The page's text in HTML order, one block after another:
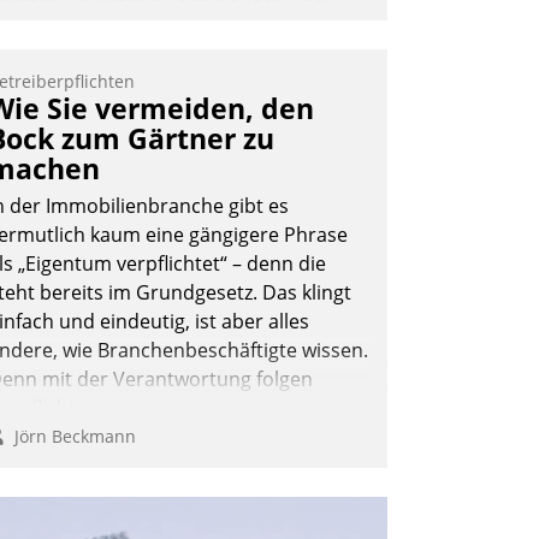
Jahresbeginn eine Überblick, Einsicht
Eingriff bietende Lösung. Zur
setzte man auf
bewährte und Startup-
sowie erstmals agile
Nadja Hußmann
Sie vermeiden, den
zum Gärtner zu
der Immobilienbranche gibt es
kaum eine gängigere Phrase
„Eigentum verpflichtet“ – denn die
bereits im Grundgesetz. Das klingt
und eindeutig, ist aber alles
wie Branchenbeschäftigte wissen.
mit der Verantwortung folgen
Jörn Beckmann